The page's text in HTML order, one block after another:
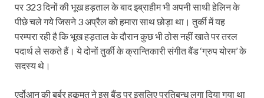
पर 323 दिनों की भूख हड़ताल के बाद इब्राहीम भी अपनी साथी हेलिन के
पीछे चले गये जिसने 3 अप्रैल को हमारा साथ छोड़ा था। तुर्की में यह
परम्परा रही है कि भूख हड़ताल के दौरान कुछ भी ठोस नहीं खाते पर तरल
पदार्थ ले सकते हैं। ये दोनों तुर्की के क्रान्तिकारी संगीत बैंड ‘ग्रुप योरम’ के
सदस्य थे।
एर्दोआन की बर्बर हुक़ूमत ने इस बैंड पर इसलिए प्रतिबन्ध लगा दिया गया था